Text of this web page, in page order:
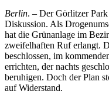
Berlin. – Der Görlitzer
Diskussion. Als
hat die Grünanlage im
zweifelhaften Ruf erlangt.
beschlossen, im
errichten, der nachts
beruhigen. Doch der Plan
auf Widerstand.